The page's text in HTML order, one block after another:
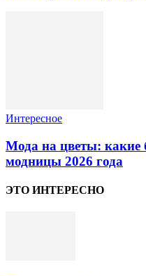
Интересное
Мода на цветы:
модницы 2026 года
ЭТО ИНТЕРЕСНО